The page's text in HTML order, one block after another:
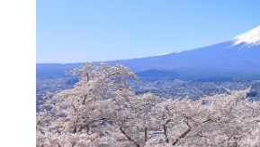
よくあるご質問
問い合わせ